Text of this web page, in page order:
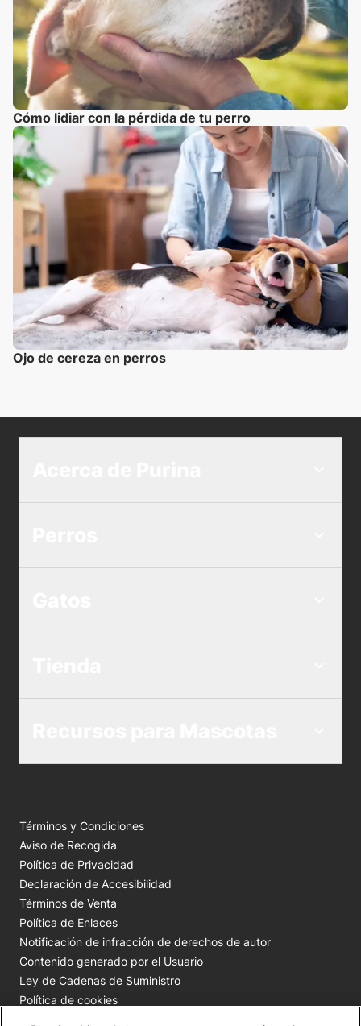
Cómo lidiar con la pérdida de tu perro
Ojo de cereza en perros
Términos y Condiciones
Aviso de Recogida
Política de Privacidad
Declaración de Accesibilidad
Términos de Venta
Política de Enlaces
Notificación de infracción de derechos de autor
Contenido generado por el Usuario
Ley de Cadenas de Suministro
Política de cookies